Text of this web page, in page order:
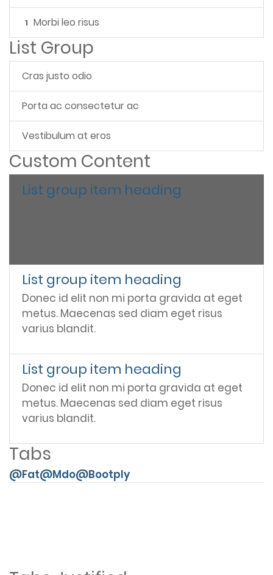
1 Morbi leo risus
List Group
Cras justo odio
Porta ac consectetur ac
Vestibulum at eros
Custom Content
List group item heading
List group item heading
Donec id elit non mi porta gravida at eget
metus. Maecenas sed diam eget risus
varius blandit.
List group item heading
Donec id elit non mi porta gravida at eget
metus. Maecenas sed diam eget risus
varius blandit.
Tabs
@Fat@Mdo@Bootply